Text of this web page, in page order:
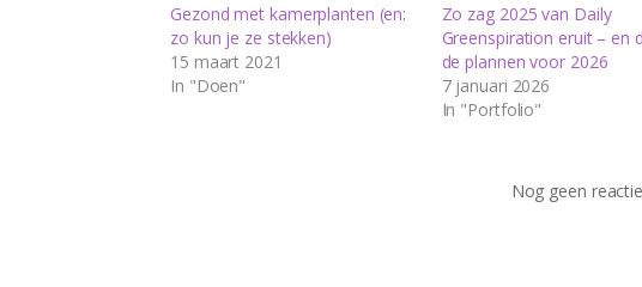
Gezond met kamerplanten (en:
zo kun je ze stekken)
15 maart 2021
In "Doen"
Zo zag 2025 van Daily
Greenspiration eruit – en
de plannen voor 2026
7 januari 2026
In "Portfolio"
Nog geen